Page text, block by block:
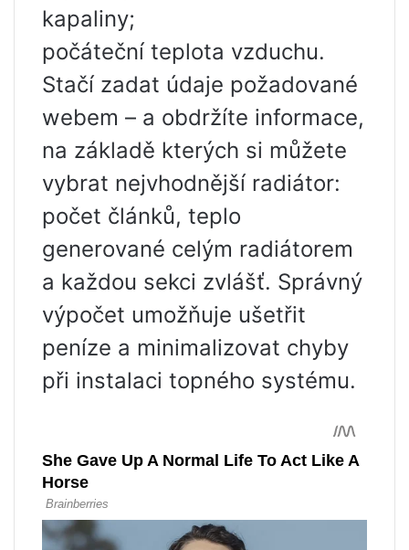
kapaliny;
počáteční teplota vzduchu.
Stačí zadat údaje požadované
webem – a obdržíte informace,
na základě kterých si můžete
vybrat nejvhodnější radiátor:
počet článků, teplo
generované celým radiátorem
a každou sekci zvlášť. Správný
výpočet umožňuje ušetřit
peníze a minimalizovat chyby
při instalaci topného systému.